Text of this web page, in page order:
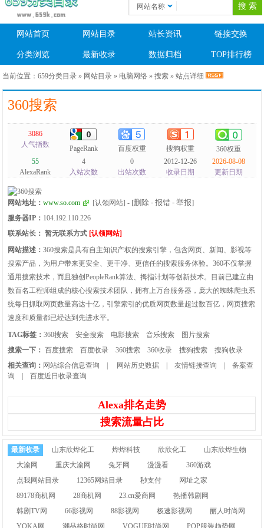
网站名称
网站首页 网站目录 站长资讯 链接交换
分类浏览 最新收录 数据归档 TOP排行榜
当前位置：659分类目录 » 网站目录 » 电脑网络 »搜索 » 站点详细
360搜索
3086
人气指数
PageRank 百度权重 搜狗权重
360权重
55
AlexaRank
4
入站次数
0
出站次数
2012-12-26
收录日期
2026-08-08
更新日期
网站地址：www.so.com [认领网站] - [删除 - 报错 - 举报]
服务器IP： 104.192.110.226
联系站长： 暂无联系方式 [认领网站]
网站描述：360搜索是具有自主知识产权的搜索引擎，包含网页、新闻、影视等
搜索产品，为用户带来更安全、更干净、更信任的搜索服务体验。360不仅掌握
通用搜索技术，而且独创PeopleRank算法、拇指计划等创新技术。目前已建立由
数百名工程师组成的核心搜索技术团队，拥有上万台服务器，庞大的蜘蛛爬虫系
统每日抓取网页数量高达十亿，引擎索引的优质网页数量超过数百亿，网页搜索
速度和质量都已经达到先进水平。
TAG标签：360搜索 安全搜索 电影搜索 音乐搜索
图片搜索
搜索一下： 百度搜索 百度收录 360搜索 360收录 搜狗搜索
搜狗收录
相关查询： 网站综合信息查询 网站历史数据 |友情链接查询 |备案查
询
|百度近日收录查询
Alexa排名走势
搜索流量占比
最新收录 山东欣烨化工 烨烨科技 欣欣化工
山东欣烨生物
大渝网
重庆大渝网 兔牙网 漫漫看
360游戏
点我网站目录
12365网站目录 秒支付
网址之家
89178商机网
28商机网 23.cn爱商网
热播韩剧网
韩剧TV网
66影视网 88影视网 极速影视网
丽人时尚网
YOKA网
潮品格时尚网 VOGUE时尚网 POP服装趋势网